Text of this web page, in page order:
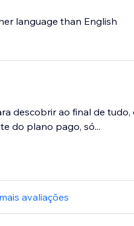
language than English
descobrir ao final de tudo,
do plano pago, só...
avaliações